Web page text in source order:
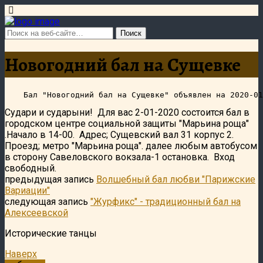
Новогодний бал на Сущевке
Судари и сударыни! Для вас 2-01-2020 состоится бал в
городском центре социальной защиты "Марьина роща"
.Начало в 14-00. Адрес; Сущевский вал 31 корпус 2.
Проезд; метро "Марьина роща". далее любым автобусом
в сторону Савеловского вокзала-1 остановка. Вход
свободный.
предыдущая запись Волшебный бал любви "Парижские
Вариации"
следующая запись "Журфикс" - традиционный бал на
Алексеевской
Исторические танцы
Наверх